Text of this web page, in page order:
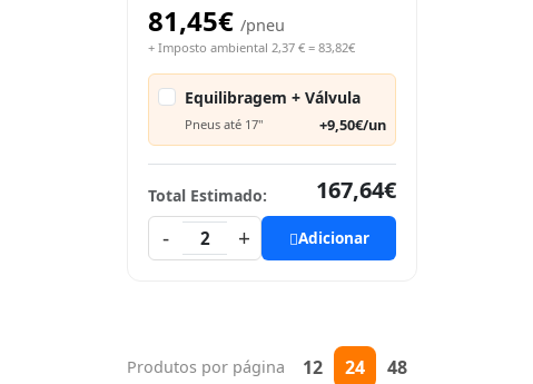
81,45€ /pneu
+ Imposto ambiental 2,37 € = 83,82€
Equilibragem + Válvula
Pneus até 17" +9,50€/un
Total Estimado:
167,64€
-
2 + Adicionar
Produtos por página 12 24 48